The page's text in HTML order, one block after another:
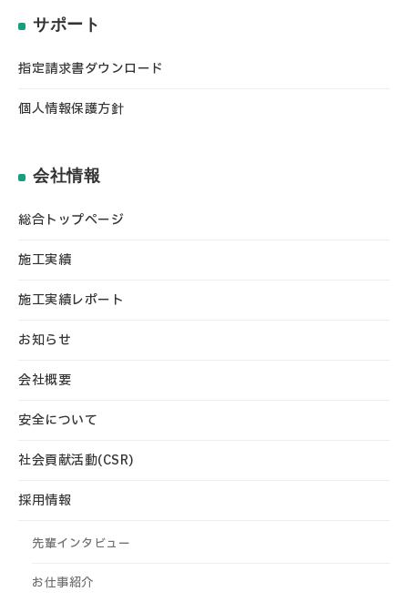
サポート
指定請求書ダウンロード
個人情報保護方針
会社情報
総合トップページ
施工実績
施工実績レポート
お知らせ
会社概要
安全について
社会貢献活動(CSR)
採用情報
先輩インタビュー
お仕事紹介